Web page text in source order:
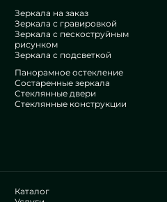
Зеркала на заказ
Зеркала с гравировкой
Зеркала с пескоструйным
рисунком
Зеркала с подсветкой
Панорамное остекление
Состаренные зеркала
Стеклянные двери
Стеклянные конструкции
Каталог